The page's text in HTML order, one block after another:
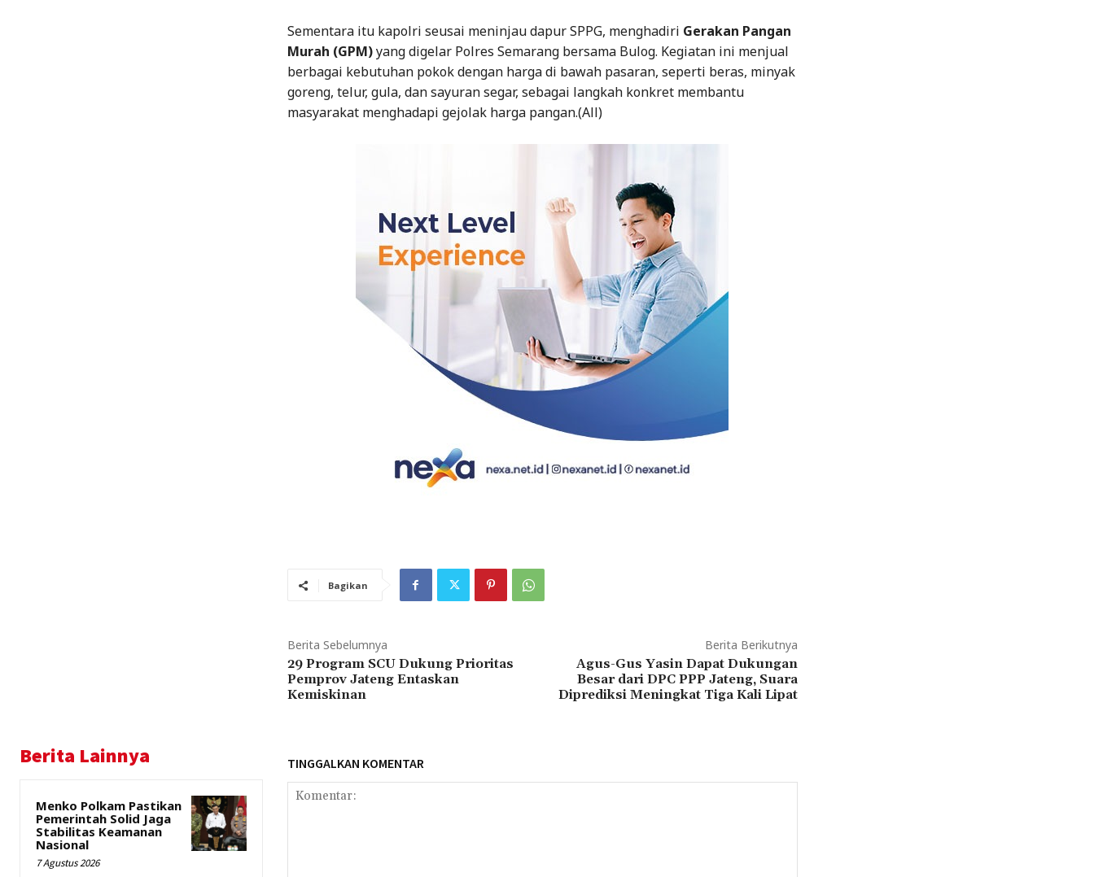
Sementara itu kapolri seusai meninjau dapur SPPG, menghadiri Gerakan Pangan
Murah (GPM)yang digelar Polres Semarang bersama Bulog. Kegiatan ini menjual
berbagai kebutuhan pokok dengan harga di bawah pasaran, seperti beras, minyak
goreng, telur, gula, dan sayuran segar, sebagai langkah konkret membantu
masyarakat menghadapi gejolak harga pangan.(All)
Bagikan
Berita Sebelumnya
29 Program SCU Dukung Prioritas
Pemprov Jateng Entaskan
Kemiskinan
Berita Berikutnya
Agus-Gus Yasin Dapat Dukungan
Besar dari DPC PPP Jateng, Suara
Diprediksi Meningkat Tiga Kali Lipat
Berita Lainnya
Menko Polkam Pastikan
Pemerintah Solid Jaga
Stabilitas Keamanan
Nasional
7 Agustus 2026
TINGGALKAN KOMENTAR